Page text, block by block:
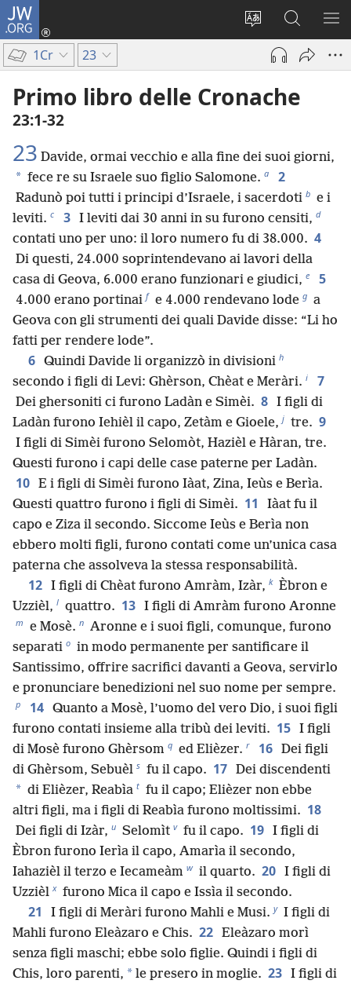
JW.ORG
Modificare
lingua
sito
Accedi
(apre
finestra)
Cerca
JW.ORG
1Cr 23
Primo libro delle Cronache
23:1-32
23 Davide, ormai vecchio e alla fine dei suoi giorni,
* fece re su Israele suo figlio Salomone. a 2
Radunò poi tutti i principi d’Israele, i sacerdoti b e i
leviti. c 3 I leviti dai 30 anni in su furono censiti, d
contati uno per uno: il loro numero fu di 38.000. 4
Di questi, 24.000 soprintendevano ai lavori della
casa di Geova, 6.000 erano funzionari e giudici, e 5
4.000 erano portinai f e 4.000 rendevano lode g a
Geova con gli strumenti dei quali Davide disse: “Li ho
fatti per rendere lode”.
6 Quindi Davide li organizzò in divisioni h
secondo i figli di Levi: Ghèrson, Chèat e Meràri. i 7
Dei ghersoniti ci furono Ladàn e Simèi. 8 I figli di
Ladàn furono Iehièl il capo, Zetàm e Gioele, j tre. 9
I figli di Simèi furono Selomòt, Hazièl e Hàran, tre.
Questi furono i capi delle case paterne per Ladàn.
10 E i figli di Simèi furono Iàat, Zina, Ieùs e Berìa.
Questi quattro furono i figli di Simèi. 11
Iàat fu il
capo e Ziza il secondo. Siccome Ieùs e Berìa non
ebbero molti figli, furono contati come un’unica casa
paterna che assolveva la stessa responsabilità.
12 I figli di Chèat furono Amràm, Izàr, k Èbron e
Uzzièl, l quattro. 13 I figli di Amràm furono Aronne
m e Mosè. n Aronne e i suoi figli, comunque, furono
separati o in modo permanente per santificare il
Santissimo, offrire sacrifici davanti a Geova, servirlo
e pronunciare benedizioni nel suo nome per sempre.
p 14 Quanto a Mosè, l’uomo del vero Dio, i suoi figli
furono contati insieme alla tribù dei leviti. 15 I figli
di Mosè furono Ghèrsom q ed Elièzer. r 16 Dei figli
di Ghèrsom, Sebuèl s fu il capo. 17 Dei discendenti
* di Elièzer, Reabìa t fu il capo; Elièzer non ebbe
altri figli, ma i figli di Reabìa furono moltissimi. 18
Dei figli di Izàr, u Selomìt v fu il capo. 19 I figli di
Èbron furono Ierìa il capo, Amarìa il secondo,
Iahazièl il terzo e Iecameàm w il quarto. 20 I figli di
Uzzièl x furono Mica il capo e Issìa il secondo.
21 I figli di Meràri furono Mahli e Musi. y I figli di
Mahli furono Eleàzaro e Chis. 22 Eleàzaro morì
senza figli maschi; ebbe solo figlie. Quindi i figli di
Chis, loro parenti, * le presero in moglie. 23 I figli di